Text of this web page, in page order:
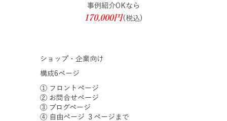
事例紹介OKなら
170,000円(税込)
ショップ・企業向け
構成6ページ
① フロントページ
② お問合せページ
③ ブログページ
④ 自由ページ ３ページまで